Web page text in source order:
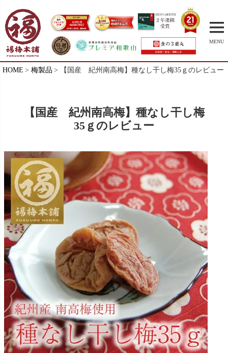
MENU
HOME 梅製品 【国産 紀州南高梅】種なし干し梅35ｇのレビュー
【国産 紀州南高梅】種なし干し梅
35ｇのレビュー